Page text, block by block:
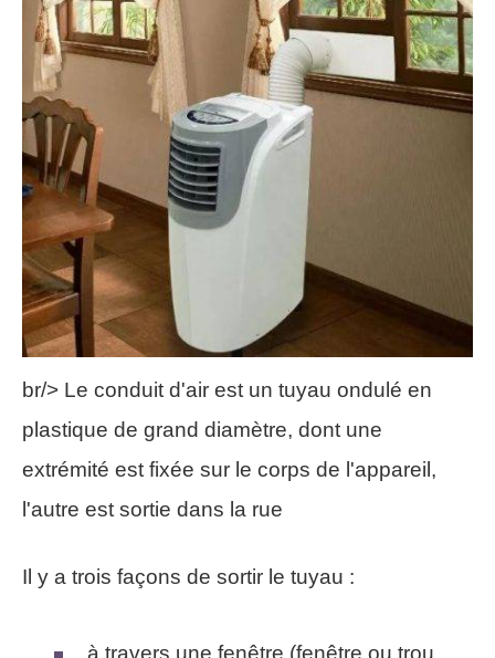
br/> Le conduit d'air est un tuyau ondulé en
plastique de grand diamètre, dont une
extrémité est fixée sur le corps de l'appareil,
l'autre est sortie dans la rue
Il y a trois façons de sortir le tuyau :
à travers une fenêtre (fenêtre ou trou